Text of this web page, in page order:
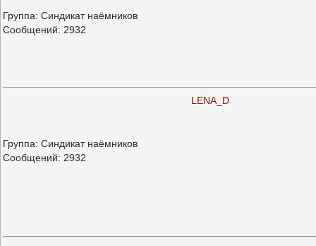
Группа: Синдикат наёмников
Сообщений: 2932
LENA_D
Группа: Синдикат наёмников
Сообщений: 2932